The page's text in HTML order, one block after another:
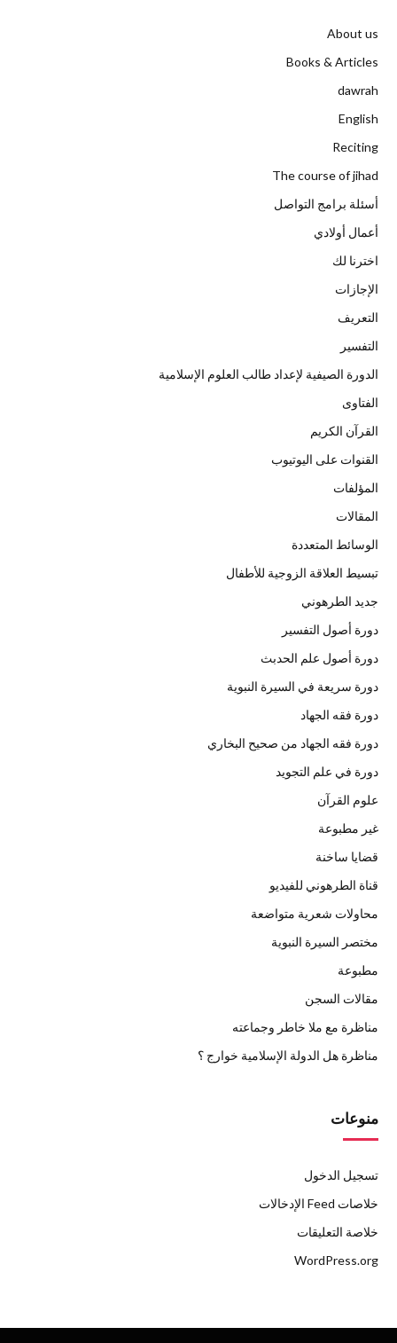
About us
Books & Articles
dawrah
English
Reciting
The course of jihad
أسئلة برامج التواصل
أعمال أولادي
اخترنا لك
الإجازات
التعريف
التفسير
الدورة الصيفية لإعداد طالب العلوم الإسلامية
الفتاوى
القرآن الكريم
القنوات على اليوتيوب
المؤلفات
المقالات
الوسائط المتعددة
تبسيط العلاقة الزوجية للأطفال
جديد الطرهوني
دورة أصول التفسير
دورة أصول علم الحدبث
دورة سريعة في السيرة النبوية
دورة فقه الجهاد
دورة فقه الجهاد من صحيح البخاري
دورة في علم التجويد
علوم القرآن
غير مطبوعة
قضايا ساخنة
قناة الطرهوني للفيديو
محاولات شعرية متواضعة
مختصر السيرة النبوية
مطبوعة
مقالات السجن
مناظرة مع ملا خاطر وجماعته
مناظرة هل الدولة الإسلامية خوارج ؟
منوعات
تسجيل الدخول
خلاصات Feed الإدخالات
خلاصة التعليقات
WordPress.org